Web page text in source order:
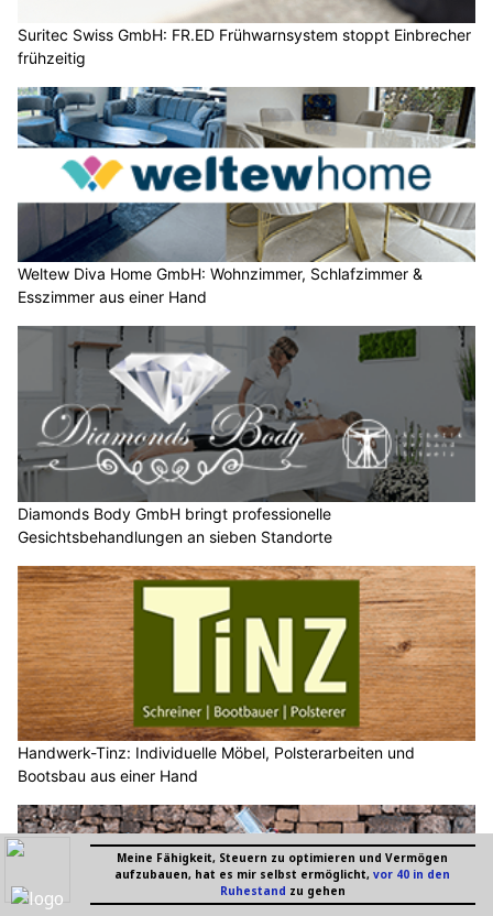
Suritec Swiss GmbH: FR.ED Frühwarnsystem stoppt Einbrecher
frühzeitig
Weltew Diva Home GmbH: Wohnzimmer, Schlafzimmer &
Esszimmer aus einer Hand
Diamonds Body GmbH bringt professionelle
Gesichtsbehandlungen an sieben Standorte
Handwerk-Tinz: Individuelle Möbel, Polsterarbeiten und
Bootsbau aus einer Hand